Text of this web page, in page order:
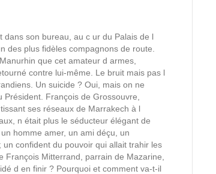
son bureau, au c ur du Palais de l
des plus fidèles compagnons de route.
que cet amateur d armes,
contre lui-même. Le bruit mais pas l
Un suicide ? Oui, mais on ne
François de Grossouvre,
ses réseaux de Marrakech à l
n était plus le séducteur élégant de
homme amer, un ami déçu, un
confident du pouvoir qui allait trahir les
Mitterrand, parrain de Mazarine,
d en finir ? Pourquoi et comment va-t-il